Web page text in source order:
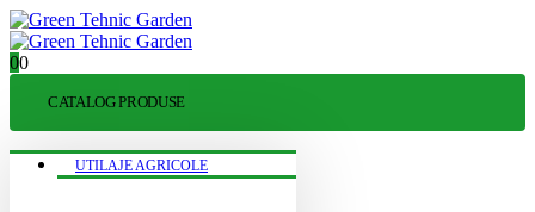
00
CATALOG PRODUSE
UTILAJE AGRICOLE